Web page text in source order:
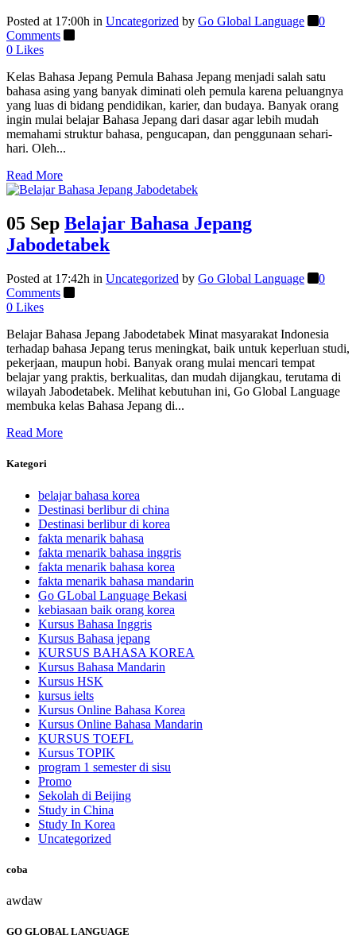
Posted at 17:00h in Uncategorized by Go Global Language
0
Comments
0 Likes
Kelas Bahasa Jepang Pemula Bahasa Jepang menjadi salah satu
bahasa asing yang banyak diminati oleh pemula karena peluangnya
yang luas di bidang pendidikan, karier, dan budaya. Banyak orang
ingin mulai belajar Bahasa Jepang dari dasar agar lebih mudah
memahami struktur bahasa, pengucapan, dan penggunaan sehari-
hari. Oleh...
Read More
05 Sep Belajar Bahasa Jepang
Jabodetabek
Posted at 17:42h in Uncategorized by Go Global Language
0
Comments
0 Likes
Belajar Bahasa Jepang Jabodetabek Minat masyarakat Indonesia
terhadap bahasa Jepang terus meningkat, baik untuk keperluan studi,
pekerjaan, maupun hobi. Banyak orang mulai mencari tempat
belajar yang praktis, berkualitas, dan mudah dijangkau, terutama di
wilayah Jabodetabek. Melihat kebutuhan ini, Go Global Language
membuka kelas Bahasa Jepang di...
Read More
Kategori
belajar bahasa korea
Destinasi berlibur di china
Destinasi berlibur di korea
fakta menarik bahasa
fakta menarik bahasa inggris
fakta menarik bahasa korea
fakta menarik bahasa mandarin
Go GLobal Language Bekasi
kebiasaan baik orang korea
Kursus Bahasa Inggris
Kursus Bahasa jepang
KURSUS BAHASA KOREA
Kursus Bahasa Mandarin
Kursus HSK
kursus ielts
Kursus Online Bahasa Korea
Kursus Online Bahasa Mandarin
KURSUS TOEFL
Kursus TOPIK
program 1 semester di sisu
Promo
Sekolah di Beijing
Study in China
Study In Korea
Uncategorized
coba
awdaw
GO GLOBAL LANGUAGE